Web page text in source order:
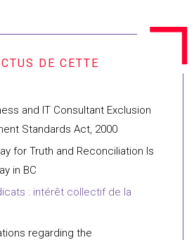
and IT Consultant Exclusion
Standards Act, 2000
for Truth and Reconciliation Is
in BC
: intérêt collectif de la
regarding the